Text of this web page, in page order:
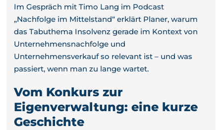
Im Gespräch mit Timo Lang im Podcast
„Nachfolge im Mittelstand“ erklärt Planer, warum
das Tabuthema Insolvenz gerade im Kontext von
Unternehmensnachfolge und
Unternehmensverkauf so relevant ist – und was
passiert, wenn man zu lange wartet.
Vom Konkurs zur
Eigenverwaltung: eine kurze
Geschichte